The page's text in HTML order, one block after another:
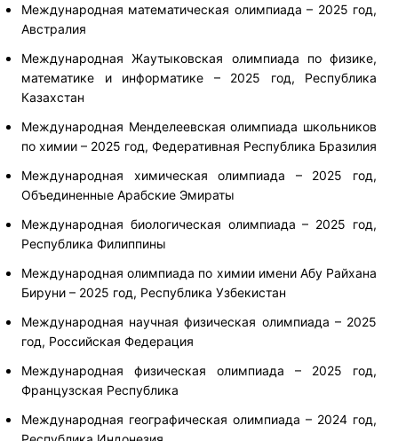
Международная математическая олимпиада – 2025 год,
Австралия
Международная Жаутыковская олимпиада по физике,
математике и информатике – 2025 год, Республика
Казахстан
Международная Менделеевская олимпиада школьников
по химии – 2025 год, Федеративная Республика Бразилия
Международная химическая олимпиада – 2025 год,
Объединенные Арабские Эмираты
Международная биологическая олимпиада – 2025 год,
Республика Филиппины
Международная олимпиада по химии имени Абу Райхана
Бируни – 2025 год, Республика Узбекистан
Международная научная физическая олимпиада – 2025
год, Российская Федерация
Международная физическая олимпиада – 2025 год,
Французская Республика
Международная географическая олимпиада – 2024 год,